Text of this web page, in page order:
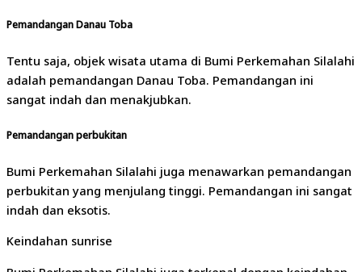
Pemandangan Danau Toba
Tentu saja, objek wisata utama di Bumi Perkemahan Silalahi
adalah pemandangan Danau Toba. Pemandangan ini
sangat indah dan menakjubkan.
Pemandangan perbukitan
Bumi Perkemahan Silalahi juga menawarkan pemandangan
perbukitan yang menjulang tinggi. Pemandangan ini sangat
indah dan eksotis.
Keindahan sunrise